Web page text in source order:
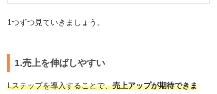
1つずつ見ていきましょう。
1.売上を伸ばしやすい
Lステップを導入することで、売上アップが期待できま